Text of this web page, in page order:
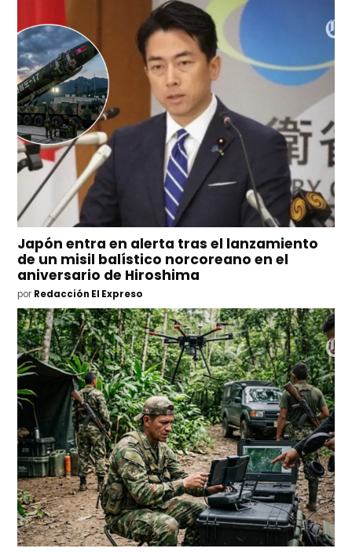
Japón entra en alerta tras el lanzamiento
de un misil balístico norcoreano en el
aniversario de Hiroshima
por Redacción El Expreso